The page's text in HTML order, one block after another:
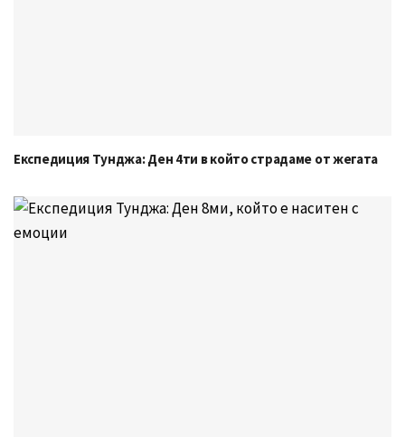
Експедиция Тунджа: Ден 4ти в който страдаме от жегата